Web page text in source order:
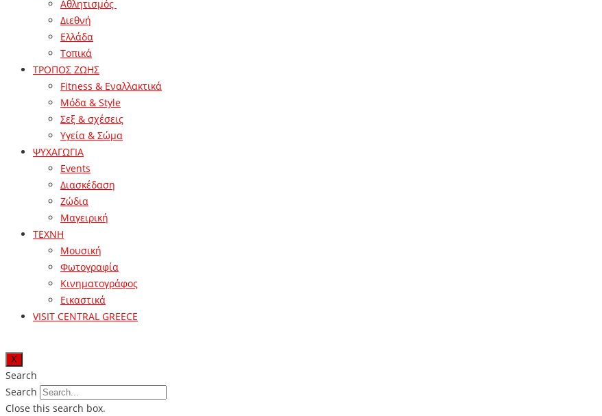
Αθλητισμός
Διεθνή
Ελλάδα
Τοπικά
ΤΡΟΠΟΣ ΖΩΗΣ
Fitness & Εναλλακτικά
Μόδα & Style
Σεξ & σχέσεις
Υγεία & Σώμα
ΨΥΧΑΓΩΓΙΑ
Events
Διασκέδαση
Ζώδια
Μαγειρική
ΤΕΧΝΗ
Μουσική
Φωτογραφία
Κινηματογράφος
Εικαστικά
VISIT CENTRAL GREECE
X
Search
Search
Close this search box.